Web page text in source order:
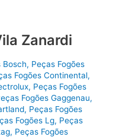
Zanardi
Bosch, Peças Fogões
Fogões Continental,
, Peças Fogões
Fogões Gaggenau,
, Peças Fogões
Fogões Lg, Peças
, Peças Fogões